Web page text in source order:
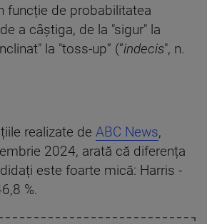
funcție de probabilitatea
a câștiga, de la "sigur" la
la "toss-up” (”indecis", n.
realizate de ABC News,
2024, arată că diferența
este foarte mică: Harris -
%.